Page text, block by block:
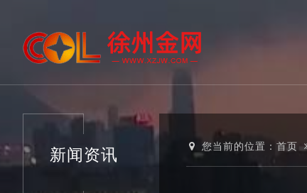
新闻资讯 您当前的位置：首页